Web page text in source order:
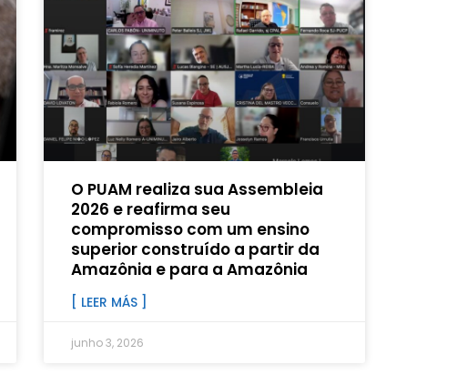
O PUAM realiza sua Assembleia
2026 e reafirma seu
compromisso com um ensino
superior construído a partir da
Amazônia e para a Amazônia
[ LEER MÁS ]
junho 3, 2026